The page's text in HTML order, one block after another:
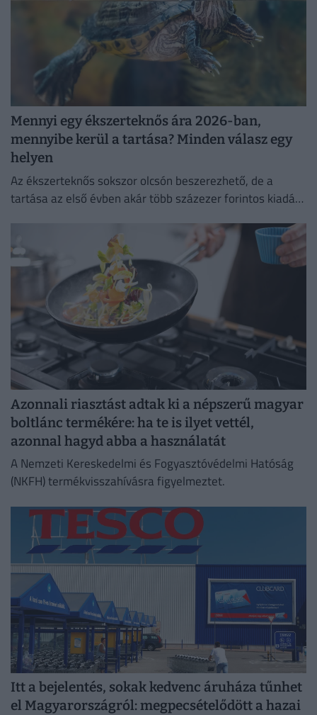
Mennyi egy ékszerteknős ára 2026-ban,
mennyibe kerül a tartása? Minden válasz egy
helyen
Az ékszerteknős sokszor olcsón beszerezhető, de a
tartása az első évben akár több százezer forintos kiadás
Azonnali riasztást adtak ki a népszerű magyar
boltlánc termékére: ha te is ilyet vettél,
azonnal hagyd abba a használatát
A Nemzeti Kereskedelmi és Fogyasztóvédelmi Hatóság
(NKFH) termékvisszahívásra figyelmeztet.
Itt a bejelentés, sokak kedvenc áruháza tűnhet
el Magyarországról: megpecsételődött a hazai